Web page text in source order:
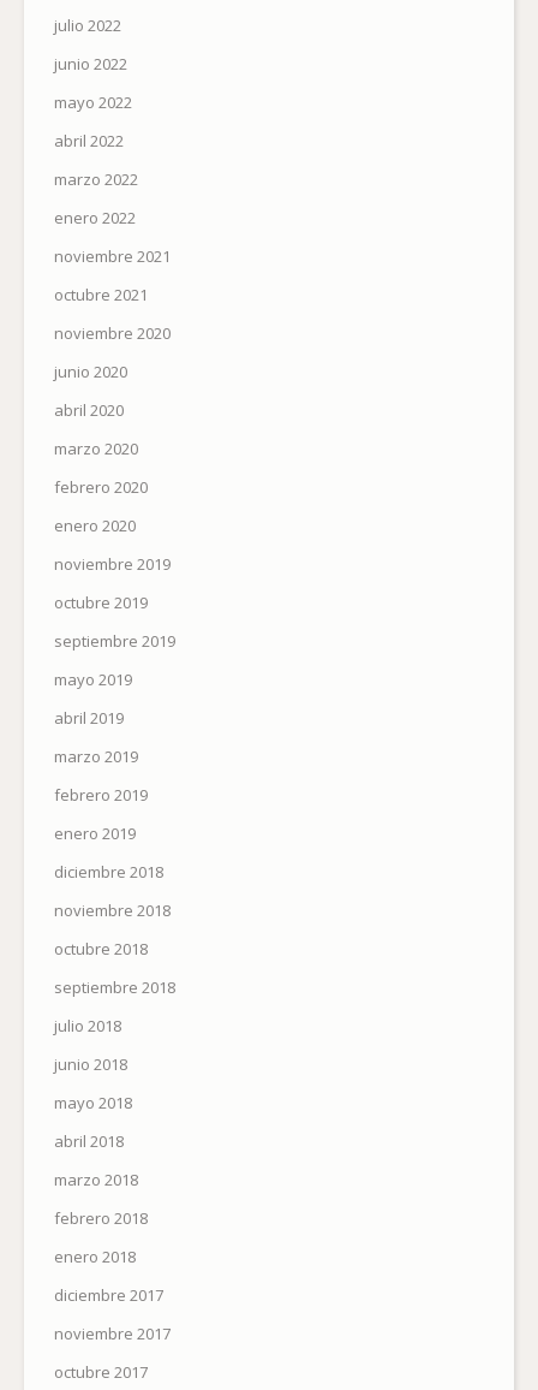
julio 2022
junio 2022
mayo 2022
abril 2022
marzo 2022
enero 2022
noviembre 2021
octubre 2021
noviembre 2020
junio 2020
abril 2020
marzo 2020
febrero 2020
enero 2020
noviembre 2019
octubre 2019
septiembre 2019
mayo 2019
abril 2019
marzo 2019
febrero 2019
enero 2019
diciembre 2018
noviembre 2018
octubre 2018
septiembre 2018
julio 2018
junio 2018
mayo 2018
abril 2018
marzo 2018
febrero 2018
enero 2018
diciembre 2017
noviembre 2017
octubre 2017